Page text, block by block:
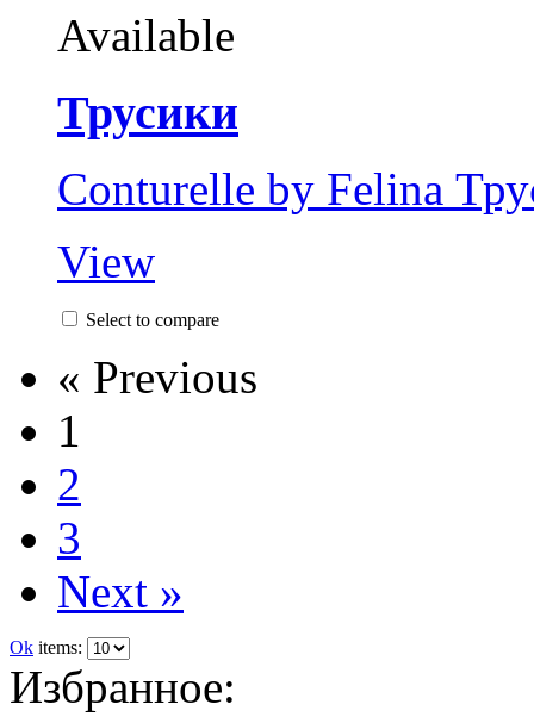
Available
Трусики
Conturelle by Felina
View
Select to compare
« Previous
1
2
3
Next »
Ok items:
Избранное: